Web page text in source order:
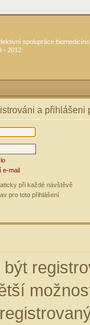
spolupráce
- 2012
a přihlášeni
e-mail
při každé návštěvě
pro toto přihlášení